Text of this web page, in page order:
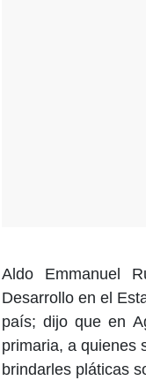
Aldo Emmanuel
Desarrollo en el
país; dijo que en
primaria, a quienes
brindarles pláticas